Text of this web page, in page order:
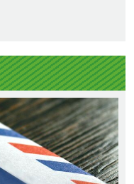
Bodens, der
Das UBA
Boden des
was passiert
solchen
gibt es im
sc202-
krume/